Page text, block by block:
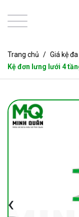
Trang chủ Giá kệ
Kệ đơn lưng lưới 4
‹